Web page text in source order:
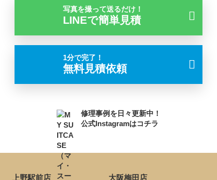
写真を撮って送るだけ！
LINEで簡単見積
1分で完了！
無料見積依頼
修理事例を日々更新中！
公式Instagramはコチラ
上野駅前店 大阪梅田店